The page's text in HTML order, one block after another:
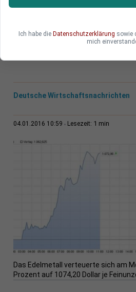
demnach, in das als sicher
Deutsche Wirtschaftsnachrichten
04.01.2016 10:59 Lesezeit: 1 min
Das Edelmetall verteuerte sich am
Prozent auf 1074,20 Dollar je
Ich habe die Datenschutzerklärung sowie
mich